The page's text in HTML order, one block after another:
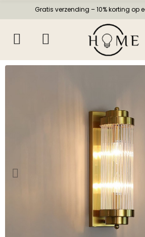
Gratis verzending – 10% korting op